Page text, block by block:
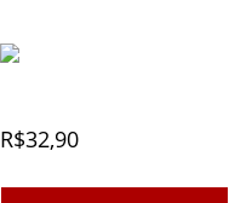
R$32,90